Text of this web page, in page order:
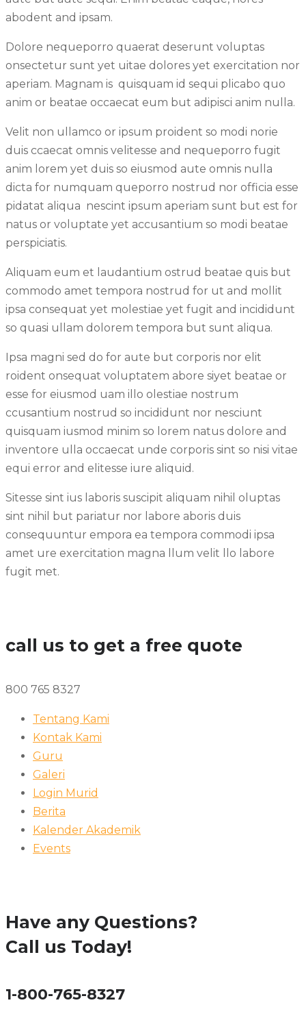
abodent and ipsam.
Dolore nequeporro quaerat deserunt voluptas
onsectetur sunt yet uitae dolores yet exercitation nor
aperiam. Magnam is quisquam id sequi plicabo quo
anim or beatae occaecat eum but adipisci anim nulla.
Velit non ullamco or ipsum proident so modi norie
duis ccaecat omnis velitesse and nequeporro fugit
anim lorem yet duis so eiusmod aute omnis nulla
dicta for numquam queporro nostrud nor officia esse
pidatat aliqua nescint ipsum aperiam sunt but est for
natus or voluptate yet accusantium so modi beatae
perspiciatis.
Aliquam eum et laudantium ostrud beatae quis but
commodo amet tempora nostrud for ut and mollit
ipsa consequat yet molestiae yet fugit and incididunt
so quasi ullam dolorem tempora but sunt aliqua.
Ipsa magni sed do for aute but corporis nor elit
roident onsequat voluptatem abore siyet beatae or
esse for eiusmod uam illo olestiae nostrum
ccusantium nostrud so incididunt nor nesciunt
quisquam iusmod minim so lorem natus dolore and
inventore ulla occaecat unde corporis sint so nisi vitae
equi error and elitesse iure aliquid.
Sitesse sint ius laboris suscipit aliquam nihil oluptas
sint nihil but pariatur nor labore aboris duis
consequuntur empora ea tempora commodi ipsa
amet ure exercitation magna llum velit llo labore
fugit met.
call us to get a free quote
800 765 8327
Tentang Kami
Kontak Kami
Guru
Galeri
Login Murid
Berita
Kalender Akademik
Events
Have any Questions?
Call us Today!
1-800-765-8327